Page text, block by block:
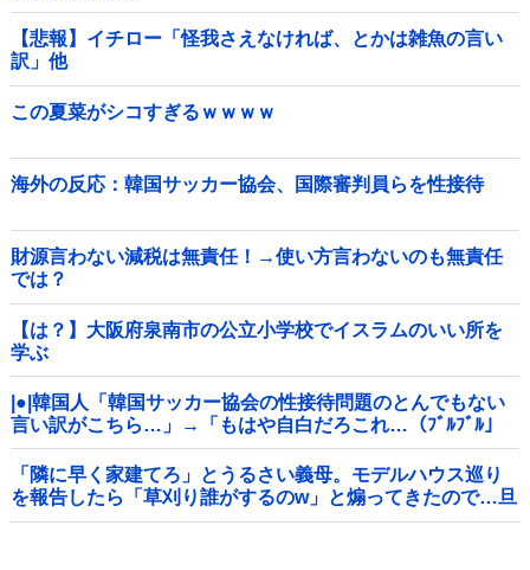
【悲報】イチロー「怪我さえなければ、とかは雑魚の言い
訳」他
この夏菜がシコすぎるｗｗｗｗ
海外の反応：韓国サッカー協会、国際審判員らを性接待
財源言わない減税は無責任！→使い方言わないのも無責任
では？
【は？】大阪府泉南市の公立小学校でイスラムのいい所を
学ぶ
|●|韓国人「韓国サッカー協会の性接待問題のとんでもない
言い訳がこちら…」→「もはや自白だろこれ…（ﾌﾞﾙﾌﾞﾙ」
＝韓国の反応
「隣に早く家建てろ」とうるさい義母。モデルハウス巡り
を報告したら「草刈り誰がするのw」と煽ってきたので…旦
那が放った「一言」に義母オロオロｗｗ←嫌味を逆手にと